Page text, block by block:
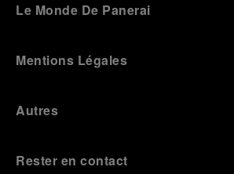
Le Monde De Panerai
Mentions Légales
Autres
Rester en contact